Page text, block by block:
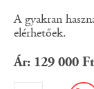
Ár: 129 000
A gyakran
elérhetőek.